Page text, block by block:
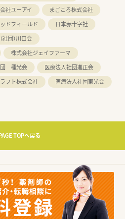
社ユーアイ
まごころ株式会社
ドフィールド
日本赤十字社
社団）川口会
株式会社ジェイファーマ
団 種光会
医療法人社団進正会
フト株式会社 医療法人社団東光会
TOPへ戻る